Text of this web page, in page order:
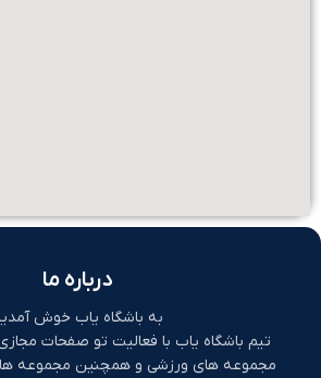
درباره ما
به باشگاه یاب خوش
تیم باشگاه یاب با فعالیت تو صفحات
مجموعه های ورزشی و همچنین مجموعه